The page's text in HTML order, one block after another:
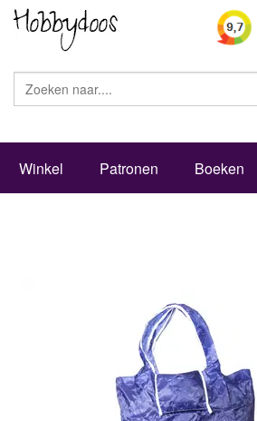
Winkel Patronen Boeken